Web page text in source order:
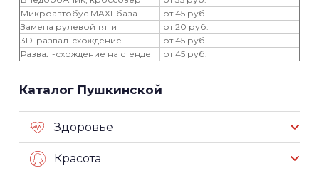
Микроавтобус MAXI-база
от 45 руб.
Замена рулевой тяги
от 20 руб.
3D-развал-схождение
от 45 руб.
Развал-схождение на стенде
от 45 руб.
Каталог Пушкинской
Здоровье
Красота